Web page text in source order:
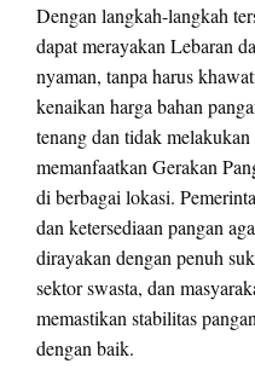
Dengan langkah-langkah
dapat merayakan Lebaran
nyaman, tanpa harus
kenaikan harga bahan
tenang dan tidak
memanfaatkan Gerakan
di berbagai lokasi.
dan ketersediaan pangan
dirayakan dengan penuh
sektor swasta, dan
memastikan stabilitas
dengan baik.